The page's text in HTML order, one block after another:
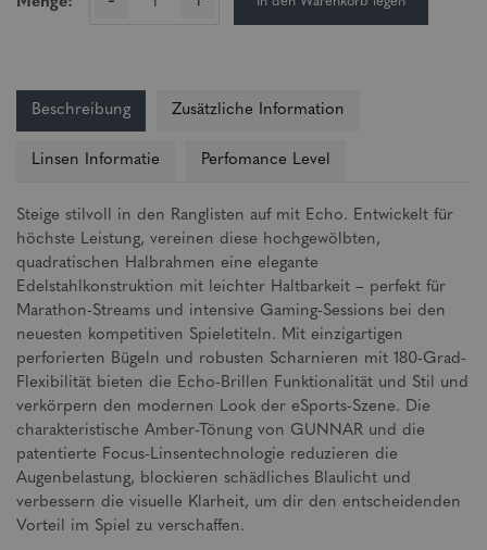
Beschreibung Zusätzliche Information
Linsen Informatie Perfomance Level
Steige stilvoll in den Ranglisten auf mit Echo. Entwickelt für
höchste Leistung, vereinen diese hochgewölbten,
quadratischen Halbrahmen eine elegante
Edelstahlkonstruktion mit leichter Haltbarkeit – perfekt für
Marathon-Streams und intensive Gaming-Sessions bei den
neuesten kompetitiven Spieletiteln. Mit einzigartigen
perforierten Bügeln und robusten Scharnieren mit 180-Grad-
Flexibilität bieten die Echo-Brillen Funktionalität und Stil und
verkörpern den modernen Look der eSports-Szene. Die
charakteristische Amber-Tönung von GUNNAR und die
patentierte Focus-Linsentechnologie reduzieren die
Augenbelastung, blockieren schädliches Blaulicht und
verbessern die visuelle Klarheit, um dir den entscheidenden
Vorteil im Spiel zu verschaffen.